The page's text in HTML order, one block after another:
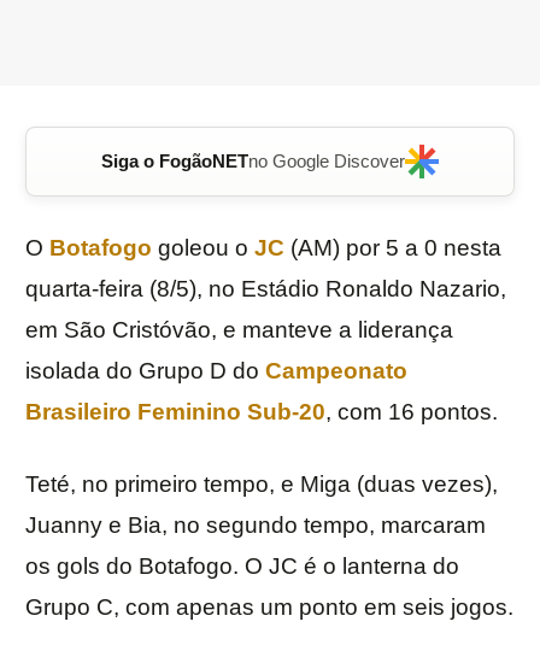
Siga o FogãoNETno Google Discover
O Botafogo goleou o JC (AM) por 5 a 0 nesta
quarta-feira (8/5), no Estádio Ronaldo Nazario,
em São Cristóvão, e manteve a liderança
isolada do Grupo D do Campeonato
Brasileiro Feminino Sub-20, com 16 pontos.
Teté, no primeiro tempo, e Miga (duas vezes),
Juanny e Bia, no segundo tempo, marcaram
os gols do Botafogo. O JC é o lanterna do
Grupo C, com apenas um ponto em seis jogos.